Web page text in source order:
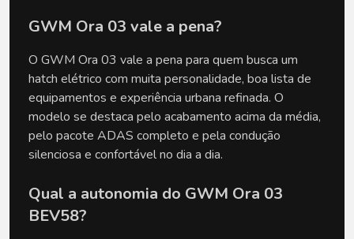
GWM Ora 03 vale a pena?
O GWM Ora 03 vale a pena para quem busca um
hatch elétrico com muita personalidade, boa lista de
equipamentos e experiência urbana refinada. O
modelo se destaca pelo acabamento acima da média,
pelo pacote ADAS completo e pela condução
silenciosa e confortável no dia a dia.
Qual a autonomia do GWM Ora 03
BEV58?